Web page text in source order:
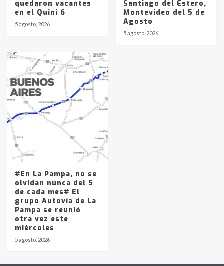
quedaron vacantes
en el Quini 6
5 agosto, 2026
Santiago del Estero,
Montevideo del 5 de
Agosto
5 agosto, 2026
#En La Pampa, no se
olvidan nunca del 5
de cada mes# El
grupo Autovía de La
Pampa se reunió
otra vez este
miércoles
5 agosto, 2026